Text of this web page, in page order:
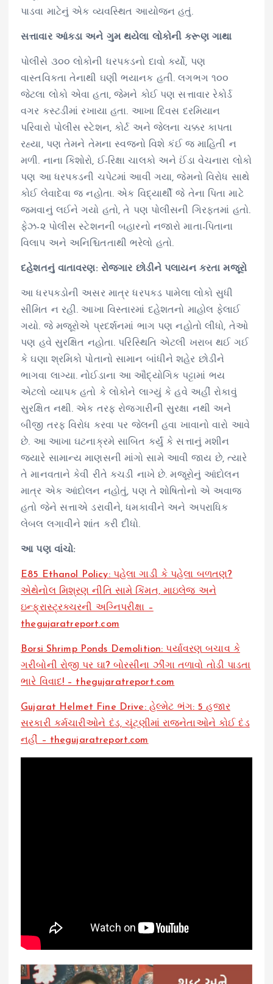
પાડવા માટેનું એક વ્યવસ્થિત આયોજન હતું.
સત્તાવાર આંકડા અને ગુમ થયેલા લોકોની કરૂણ ગાથા
પોલીસે ૩૦૦ લોકોની ધરપકડનો દાવો કર્યો, પણ
વાસ્તવિકતા તેનાથી ઘણી ભયાનક હતી. લગભગ ૧૦૦
જેટલા લોકો એવા હતા, જેમને કોઈ પણ સત્તાવાર રેકોર્ડ
વગર કસ્ટડીમાં રખાયા હતા. આખા દિવસ દરમિયાન
પરિવારો પોલીસ સ્ટેશન, કોર્ટ અને જેલના ચક્કર કાપતા
રહ્યા, પણ તેમને તેમના સ્વજનો વિશે કંઈ જ માહિતી ન
મળી. નાના કિશોરો, ઈ-રિક્ષા ચાલકો અને ઈંડા વેચનારા લોકો
પણ આ ધરપકડની ચપેટમાં આવી ગયા, જેમનો વિરોધ સાથે
કોઈ લેવાદેવા જ નહોતા. એક વિદ્યાર્થી જે તેના પિતા માટે
જમવાનું લઈને ગયો હતો, તે પણ પોલીસની ગિરફતમાં હતો.
ફેઝ-૨ પોલીસ સ્ટેશનની બહારનો નજારો માતા-પિતાના
વિલાપ અને અનિશ્ચિતતાથી ભરેલો હતો.
દહેશતનું વાતાવરણ: રોજગાર છોડીને પલાયન કરતા મજૂરો
આ ધરપકડોની અસર માત્ર ધરપકડ પામેલા લોકો સુધી
સીમિત ન રહી. આખા વિસ્તારમાં દહેશતનો માહોલ ફેલાઈ
ગયો. જે મજૂરોએ પ્રદર્શનમાં ભાગ પણ નહોતો લીધો, તેઓ
પણ હવે સુરક્ષિત નહોતા. પરિસ્થિતિ એટલી ખરાબ થઈ ગઈ
કે ઘણા શ્રમિકો પોતાનો સામાન બાંધીને શહેર છોડીને
ભાગવા લાગ્યા. નોઈડાના આ ઔદ્યોગિક પટ્ટામાં ભય
એટલો વ્યાપક હતો કે લોકોને લાગ્યું કે હવે અહીં રોકાવું
સુરક્ષિત નથી. એક તરફ રોજગારીની સુરક્ષા નથી અને
બીજી તરફ વિરોધ કરવા પર જેલની હવા ખાવાનો વારો આવે
છે. આ આખા ઘટનાક્રમે સાબિત કર્યું કે સત્તાનું મશીન
જ્યારે સામાન્ય માણસની માંગો સામે આવી જાય છે, ત્યારે
તે માનવતાને કેવી રીતે કચડી નાખે છે. મજૂરોનું આંદોલન
માત્ર એક આંદોલન નહોતું, પણ તે શોષિતોનો એ અવાજ
હતો જેને સત્તાએ ડરાવીને, ધમકાવીને અને અપરાધિક
લેબલ લગાવીને શાંત કરી દીધો.
આ પણ વાંચો:
E85 Ethanol Policy: પહેલા ગાડી કે પહેલા બળતણ?
એથેનોલ મિશ્રણ નીતિ સામે કિંમત, માઇલેજ અને
ઇન્ફ્રાસ્ટ્રક્ચરની અગ્નિપરીક્ષા –
thegujaratreport.com
Borsi Shrimp Ponds Demolition: પર્યાવરણ બચાવ કે
ગરીબોની રોજી પર ઘા? બોરસીના ઝીંગા તળાવો તોડી પાડતા
ભારે વિવાદ! – thegujaratreport.com
Gujarat Helmet Fine Drive: હેલ્મેટ ભંગ: 5 હજાર
સરકારી કર્મચારીઓને દંડ, ચૂંટણીમાં રાજનેતાઓને કોઈ દંડ
નહીં – thegujaratreport.com